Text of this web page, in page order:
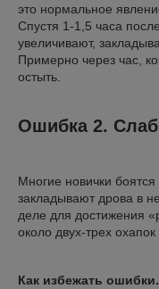
это нормальное
Спустя 1-1,5 часа
увеличивают,
Примерно через час,
остыть.
Ошибка 2.
Многие новички
закладывают дрова в
деле для достижения
около двух-трех охапок
Как избежать ошибки.